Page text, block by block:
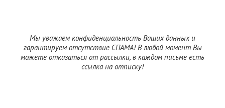
Мы уважаем конфиденциальность Ваших данных и
гарантируем отсутствие СПАМА!В любой момент Вы
можете отказаться от рассылки, в каждом письме есть
ссылка на отписку!